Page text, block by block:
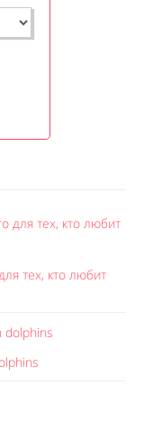
тех, кто любит